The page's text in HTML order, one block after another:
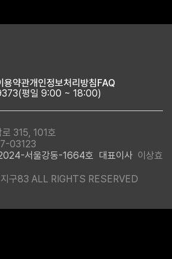
용약관개인정보처리방침FAQ
평일 9:00 ~ 18:00)
315, 101호
03123
서울강동-1664호 대표이사 이상효
구83 ALL RIGHTS RESERVED